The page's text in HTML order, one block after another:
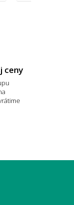
ceny